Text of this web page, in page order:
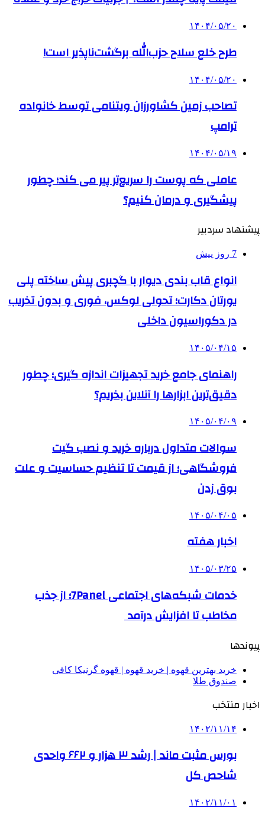
۱۴۰۴/۰۵/۲۰
طرح خلع سلاح حزب‌الله برگشت‌ناپذیر است!
۱۴۰۴/۰۵/۲۰
تصاحب زمین کشاورزان ویتنامی توسط خانواده
ترامپ
۱۴۰۴/۰۵/۱۹
عاملی که پوست را سریع‌تر پیر می کند؛ چطور
پیشگیری و درمان کنیم؟
پیشنهاد سردبیر
7 روز پیش
انواع قاب بندی دیوار با گچبری پیش ساخته پلی
یورتان دکارت؛ تحولی لوکس، فوری و بدون تخریب
در دکوراسیون داخلی
۱۴۰۵/۰۴/۱۵
راهنمای جامع خرید تجهیزات اندازه گیری؛ چطور
دقیق‌ترین ابزارها را آنلاین بخریم؟
۱۴۰۵/۰۴/۰۹
سوالات متداول درباره خرید و نصب گیت
فروشگاهی؛ از قیمت تا تنظیم حساسیت و علت
بوق زدن
۱۴۰۵/۰۴/۰۵
اخبار هفته
۱۴۰۵/۰۳/۲۵
خدمات شبکه‌های اجتماعی 7Panel؛ از جذب
مخاطب تا افزایش درآمد
پیوندها
خرید بهترین قهوه | خرید قهوه | قهوه گرنیکا کافی
صندوق طلا
اخبار منتخب
۱۴۰۲/۱۱/۱۴
بورس مثبت ماند | رشد ۳ هزار و ۶۶۲ واحدی
شاحص کل
۱۴۰۲/۱۱/۰۱